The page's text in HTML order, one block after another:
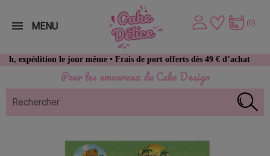
Pour les amoureux du Cake Design
le jour même • Frais de port offerts dès 49 € d’achat
(0)
MENU